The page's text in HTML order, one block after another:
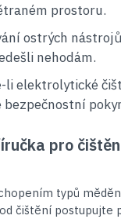
prostoru.
ostrých
nehodám.
li elektrolytické
pro
typů
čištění postupujte